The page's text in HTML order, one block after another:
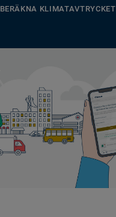
BERÄKNA KLIMATAVTRYCKET